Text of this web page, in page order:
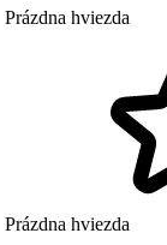
Prázdna hviezda
Prázdna hviezda